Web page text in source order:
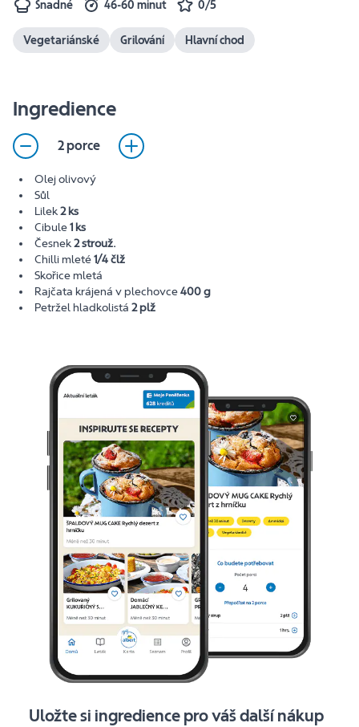
Snadné 46-60 minut 0/5
Vegetariánské Grilování Hlavní chod
Ingredience
2 porce
Olej olivový
Sůl
Lilek2 ks
Cibule1 ks
Česnek2 strouž.
Chilli mleté1/4 člž
Skořice mletá
Rajčata krájená v plechovce400 g
Petržel hladkolistá 2 plž
Uložte si ingredience pro váš další nákup